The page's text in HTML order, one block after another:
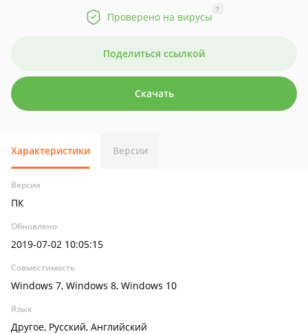
Проверено на вирусы
?
Поделиться ссылкой
Скачать
Характеристики Версии
Версия
ПК
Обновлено
2019-07-02 10:05:15
Совместимость
Windows 7, Windows 8, Windows 10
Язык
Другое, Русский, Английский